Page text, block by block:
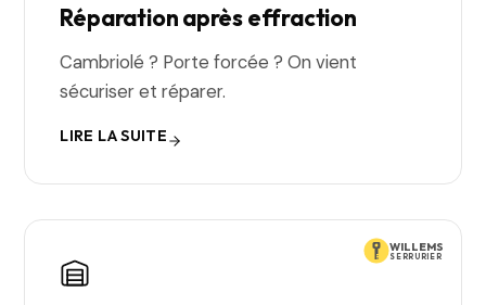
Réparation après effraction
Cambriolé ? Porte forcée ? On vient
sécuriser et réparer.
LIRE LA SUITE
WILLEMS
SERRURIER